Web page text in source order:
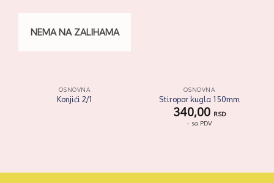
NEMA NA ZALIHAMA
OSNOVNA
Konjići 2/1
OSNOVNA
Stiropor kugla 150mm
340,00 RSD
- sa PDV